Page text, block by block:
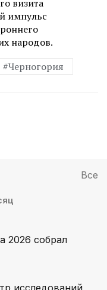
визита
импульс
народов.
#Черногория
Все
2026 собрал